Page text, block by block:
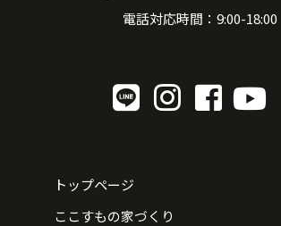
電話対応時間：9:00-18:00
トップページ
ここすもの家づくり